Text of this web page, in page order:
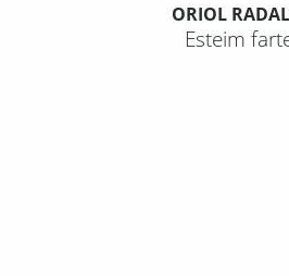
ORIOL
Esteim